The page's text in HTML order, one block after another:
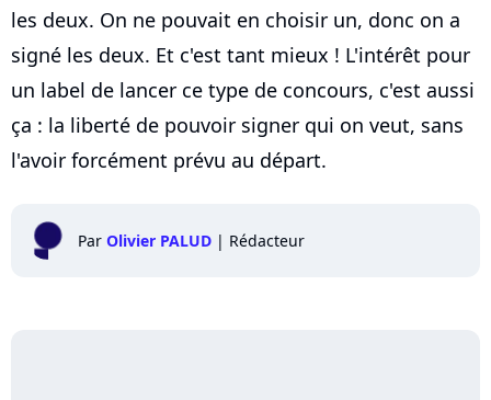
les deux. On ne pouvait en choisir un, donc on a
signé les deux. Et c'est tant mieux ! L'intérêt pour
un label de lancer ce type de concours, c'est aussi
ça : la liberté de pouvoir signer qui on veut, sans
l'avoir forcément prévu au départ.
Par Olivier PALUD | Rédacteur